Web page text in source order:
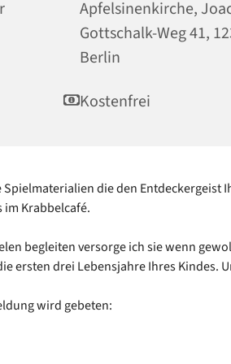
Apfelsinenkirche,
Gottschalk-Weg 41,
Berlin
Kostenfrei
die den Entdeckergeist
im Krabbelcafé.
begleiten versorge ich sie wenn
ersten drei Lebensjahre Ihres Kindes.
wird gebeten: